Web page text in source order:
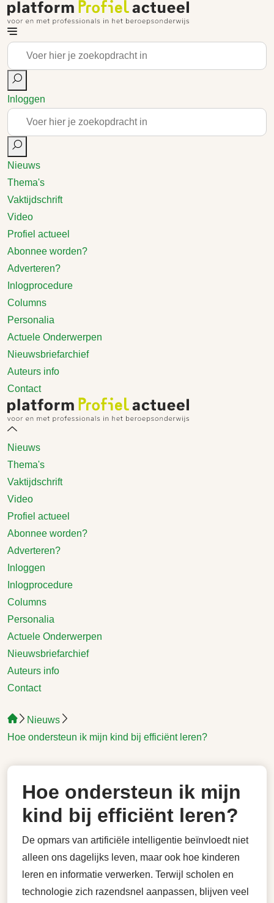
Inloggen
Nieuws
Thema's
Vaktijdschrift
Video
Profiel actueel
Abonnee worden?
Adverteren?
Inlogprocedure
Columns
Personalia
Actuele Onderwerpen
Nieuwsbriefarchief
Auteurs info
Contact
Nieuws
Thema's
Vaktijdschrift
Video
Profiel actueel
Abonnee worden?
Adverteren?
Inloggen
Inlogprocedure
Columns
Personalia
Actuele Onderwerpen
Nieuwsbriefarchief
Auteurs info
Contact
Nieuws
Hoe ondersteun ik mijn kind bij efficiënt leren?
Hoe ondersteun ik mijn
kind bij efficiënt leren?
De opmars van artificiële intelligentie beïnvloedt niet
alleen ons dagelijks leven, maar ook hoe kinderen
leren en informatie verwerken. Terwijl scholen en
technologie zich razendsnel aanpassen, blijven veel